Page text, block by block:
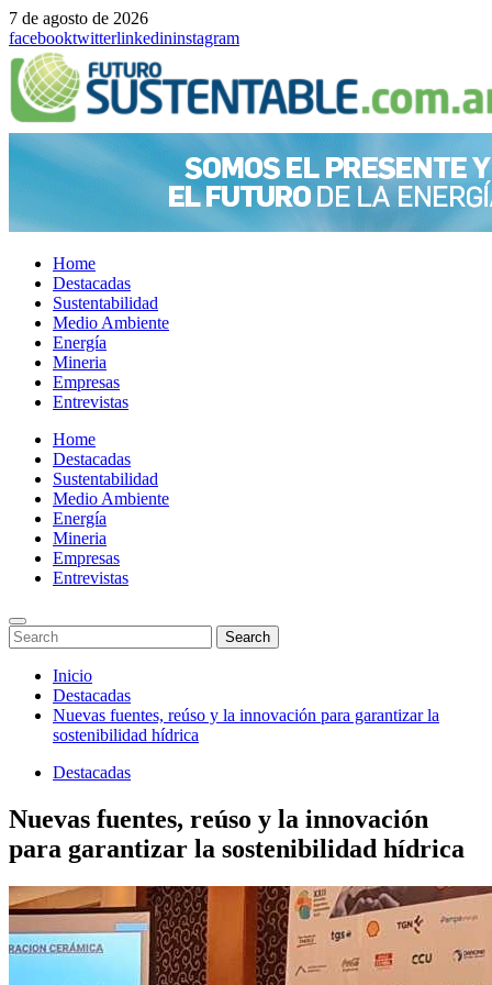
7 de agosto de 2026
facebooktwitterlinkedininstagram
Home
Destacadas
Sustentabilidad
Medio Ambiente
Energía
Mineria
Empresas
Entrevistas
Menu
Home
Destacadas
Sustentabilidad
Medio Ambiente
Energía
Mineria
Empresas
Entrevistas
Enter
Keyword
Search
for:
Search
Search
Saltar
contenido
Inicio
Destacadas
Nuevas fuentes, reúso y la innovación para garantizar la
sostenibilidad hídrica
Destacadas
Nuevas fuentes, reúso y la innovación
para garantizar la sostenibilidad hídrica